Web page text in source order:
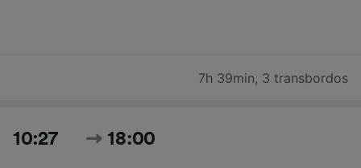
7h 39min, 3 transbordos
10:27 18:00